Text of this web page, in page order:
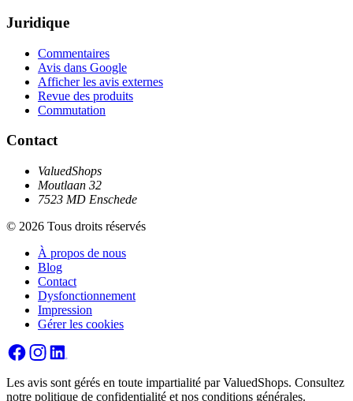
Juridique
Commentaires
Avis dans Google
Afficher les avis externes
Revue des produits
Commutation
Contact
ValuedShops
Moutlaan 32
7523 MD Enschede
© 2026 Tous droits réservés
À propos de nous
Blog
Contact
Dysfonctionnement
Impression
Gérer les cookies
Les avis sont gérés en toute impartialité par ValuedShops. Consultez
notre politique de confidentialité et nos conditions générales.